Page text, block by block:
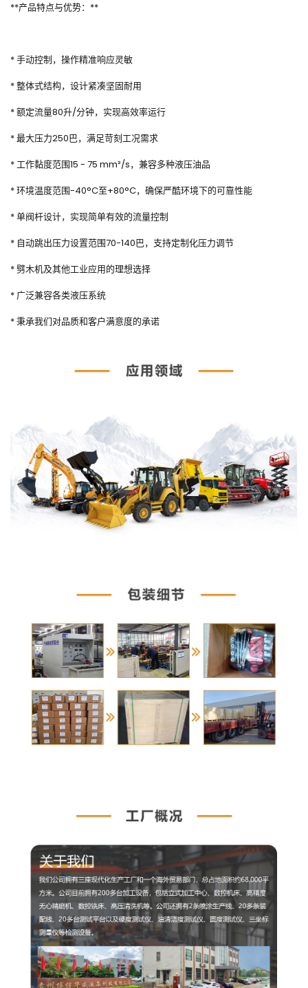
**产品特点与优势：**
* 手动控制，操作精准响应灵敏
* 整体式结构，设计紧凑坚固耐用
* 额定流量80升/分钟，实现高效率运行
* 最大压力250巴，满足苛刻工况需求
* 工作黏度范围15 - 75 mm²/s，兼容多种液压油品
* 环境温度范围-40°C至+80°C，确保严酷环境下的可靠性能
* 单阀杆设计，实现简单有效的流量控制
* 自动跳出压力设置范围70-140巴，支持定制化压力调节
* 劈木机及其他工业应用的理想选择
* 广泛兼容各类液压系统
* 秉承我们对品质和客户满意度的承诺